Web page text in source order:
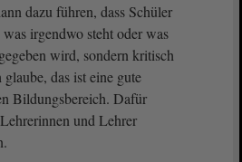
dazu führen, dass Schüler
irgendwo steht oder was
wird, sondern kritisch
das ist eine gute
Bildungsbereich. Dafür
und Lehrer